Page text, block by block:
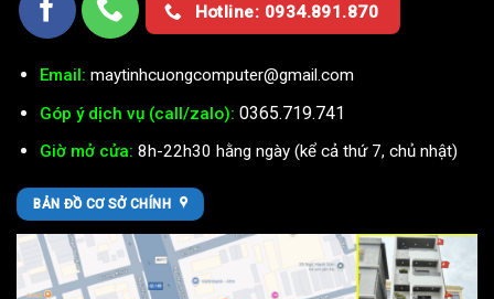
Hotline: 0934.891.870
Email: maytinhcuongcomputer@gmail.com
Góp ý dịch vụ (call/zalo): 0365.719.741
Giờ mở cửa: 8h-22h30 hằng ngày (kể cả thứ 7, chủ nhật)
BẢN ĐỒ CƠ SỞ CHÍNH